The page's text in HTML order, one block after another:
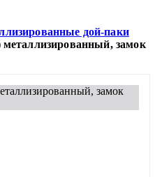
дой-паки
металлизированный, замок